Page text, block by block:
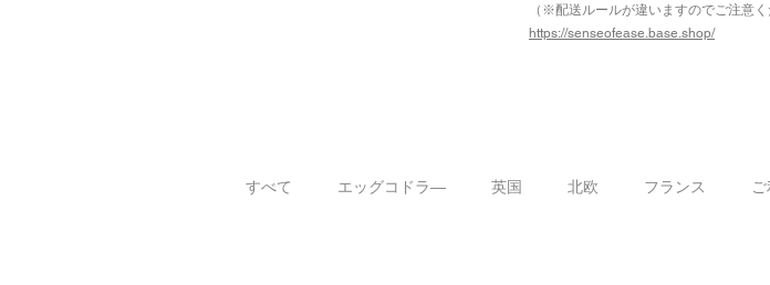
（※配送ルールが違いますのでご注意く
https://senseofease.base.shop/​
すべて エッグコドラ― 英国 北欧 フランス